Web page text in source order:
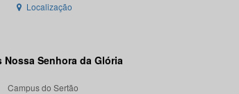
Localização
Nossa Senhora da Glória
Campus do Sertão